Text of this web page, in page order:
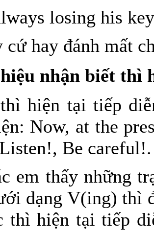
losing his key
cứ hay đánh mất
nhận biết thì
hiện tại tiếp
Now, at the
Be
em thấy những
dạng V(ing) thì
thì hiện tại tiếp